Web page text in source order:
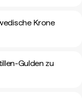
Krone
Gulden zu